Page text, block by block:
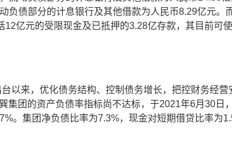
负债部分的计息银行及其他借款为人民币8.29亿元。
12亿元的受限现金及已抵押的3.28亿存款，其目前可
台以来，优化债务结构、控制债务增长，把控财务经
集团的资产负债率指标尚不达标，于2021年6月30日
。集团净负债比率为7.3%，现金对短期借贷比率为